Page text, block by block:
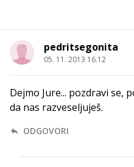
pedritsegonita
05. 11. 2013 16.12
Dejmo Jure... pozdravi se,
da nas razveseljuješ.
ODGOVORI